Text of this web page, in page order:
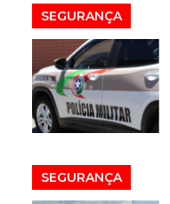
SEGURANÇA
SEGURANÇA